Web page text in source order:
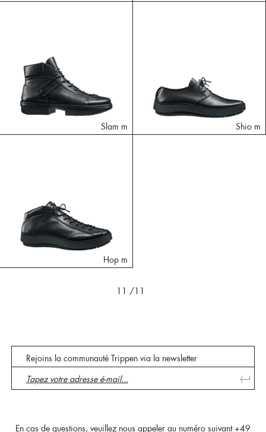
Slam m Shio m
Hop m
11 /11
Rejoins la communauté Trippen via la newsletter
En cas de questions, veuillez nous appeler au numéro suivant +49